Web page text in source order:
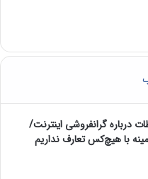
درباره گرانفروشی اینترنت/
با هیچ‌کس تعارف نداریم